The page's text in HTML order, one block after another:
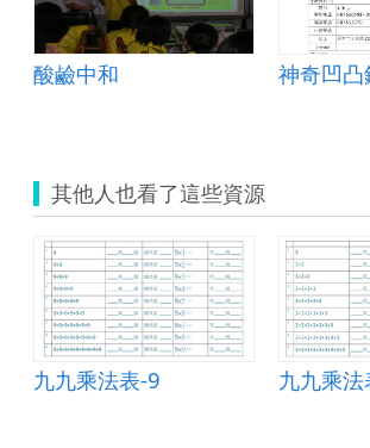
酸鹼中和 神奇凹
其他人也看了這些資源
九九乘法表-9 九九乘